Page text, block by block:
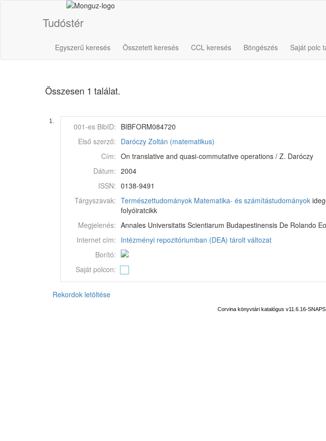
Tudóstér
Egyszerű keresés Összetett keresés CCL keresés Böngészés Saját polc
Összesen 1 találat.
1.
001-es BibID: BIBFORM084720
Első szerző: Daróczy Zoltán (matematikus)
Cím: On translative and quasi-commutative operations / Z. Daróczy
Dátum: 2004
ISSN: 0138-9491
Tárgyszavak: Természettudományok Matematika- és számítástudományok
folyóiratcikk
Megjelenés: Annales Universitatis Scientiarum Budapestinensis De Rolando
Internet cím: Intézményi repozitóriumban (DEA) tárolt változat
Borító:
Saját polcon:
Rekordok letöltése
Corvina könyvtári katalógus v11.6.16-